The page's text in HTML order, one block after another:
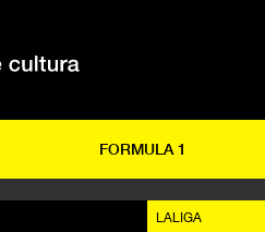
FORMULA 1
LALIGA